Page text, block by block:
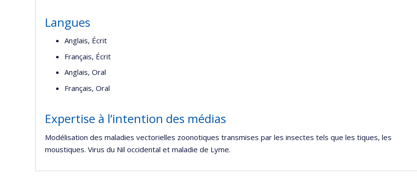
Langues
Anglais, Écrit
Français, Écrit
Anglais, Oral
Français, Oral
Expertise à l’intention des médias
Modélisation des maladies vectorielles zoonotiques transmises par les insectes tels que les tiques, les
moustiques. Virus du Nil occidental et maladie de Lyme.